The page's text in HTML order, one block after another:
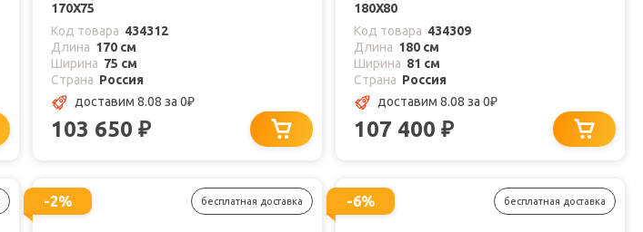
170X75
Код товара 434312
Длина 170 см
Ширина 75 см
Страна Россия
доставим 8.08 за 0₽
103 650 ₽
180X80
Код товара 434309
Длина 180 см
Ширина 81 см
Страна Россия
доставим 8.08 за 0₽
107 400 ₽
-2% бесплатная доставка -6% бесплатная доставка